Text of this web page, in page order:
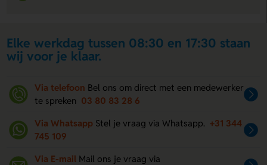
Elke werkdag tussen 08:30 en 17:30 staan
wij voor je klaar.
Via telefoon Bel ons om direct met een medewerker
te spreken 03 80 83 28 6
Via Whatsapp Stel je vraag via Whatsapp. +31 344
745 109
Via E-mail Mail ons je vraag via